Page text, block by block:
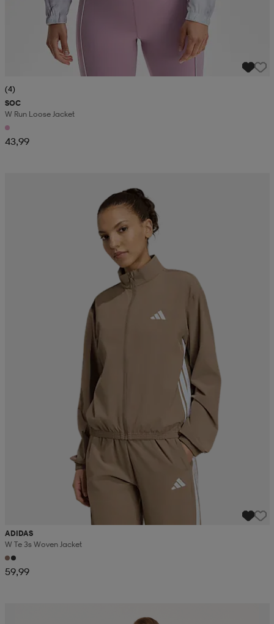
(4)
SOC
W Run Loose Jacket
43,99
ADIDAS
W Te 3s Woven Jacket
59,99